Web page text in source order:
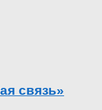
связь»